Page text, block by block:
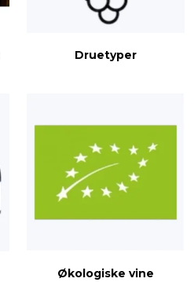
Druetyper
Økologiske vine